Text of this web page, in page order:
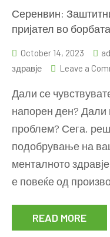
Серенвин:
пријател во
October 14, 2023
здравје
Leave a
Дали се
напорен ден? Дали
проблем? Сега,
подобрување на
менталното
е повеќе од
READ MORE